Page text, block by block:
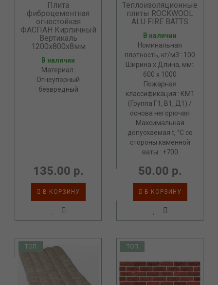
Плита
фиброцементная
огнестойкая
ФАСПАН Кирпичный
Вертикаль
1200х800х8мм
В наличии
Материал:
Огнеупорный
безвредный
135.00 р.
В КОРЗИНУ
Теплоизоляционные
плиты ROCKWOOL
ALU FIRE BATTS
В наличии
Номинальная
плотность, кг/м3:: 100
Ширина х Длина, мм::
600 х 1000
Пожарная
классификация:: КМ1
(Группа Г1, В1, Д1) /
основа негорючая
Максимальная
допускаемая t, °С со
стороны каменной
ваты:: +700
50.00 р.
В КОРЗИНУ
ТОП ТОП